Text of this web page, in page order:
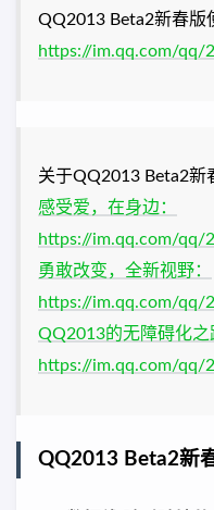
QQ2013 Beta2新春版
https://im.qq.com/qq/
关于QQ2013 Beta2新
感受爱，在身边：
https://im.qq.com/qq/
勇敢改变，全新视野：
https://im.qq.com/qq/
QQ2013的无障碍化之
https://im.qq.com/qq/
QQ2013 Beta2新